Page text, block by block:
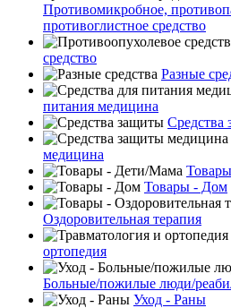
Противомикробное,
противоглистное средство
средство
Разные
питания медицина
Средства
медицина
Товары - Дом
Оздоровительная терапия
ортопедия
Больные/пожилые люди/
Уход - Раны